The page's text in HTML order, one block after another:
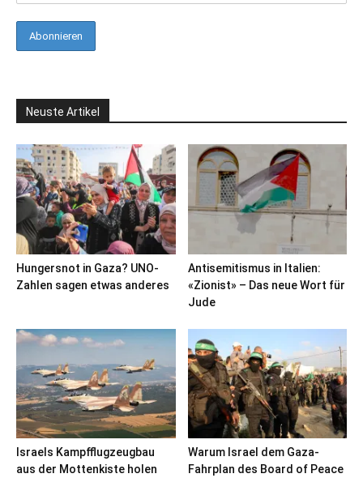
Neuste Artikel
Hungersnot in Gaza? UNO-
Zahlen sagen etwas anderes
Antisemitismus in Italien:
«Zionist» – Das neue Wort für
Jude
Israels Kampfflugzeugbau
aus der Mottenkiste holen
Warum Israel dem Gaza-
Fahrplan des Board of Peace